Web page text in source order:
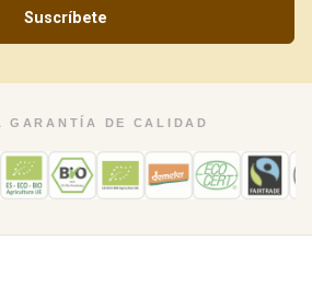
Suscríbete
GARANTÍA DE CALIDAD